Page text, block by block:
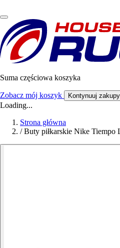
Suma częściowa koszyka
Zobacz mój koszyk Kontynuuj zakupy
Loading...
Strona główna
/ Buty piłkarskie Nike Tiempo